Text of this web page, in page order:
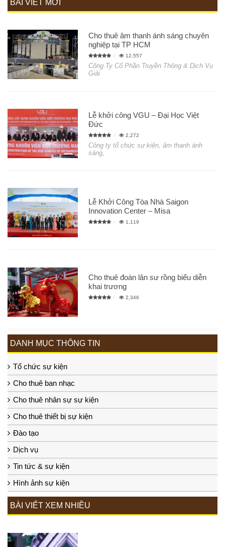
BÀI VIẾT MỚI
Cho thuê âm thanh ánh sáng chuyên
nghiệp tại TP HCM
12,557
Công Ty Cổ Phần Truyền Thông & Dịch Vụ
Giải
Lễ khởi công VGU – Đại Học Việt
Đức
2,272
Công ty tổ chức sự kiện, âm thanh ánh
sáng,
Lễ Khởi Công Tòa Nhà Saigon
Innovation Center – Misa
1,119
Cho thuê đoàn lân sư rồng biểu diễn
khai trương
2,346
DANH MỤC THÔNG TIN
Tổ chức sự kiện
Cho thuê ban nhạc
Cho thuê nhân sự sự kiện
Cho thuê thiết bị sự kiện
Đào tạo
Dịch vụ
Tin tức & sự kiện
Hình ảnh sự kiện
BÀI VIẾT XEM NHIỀU